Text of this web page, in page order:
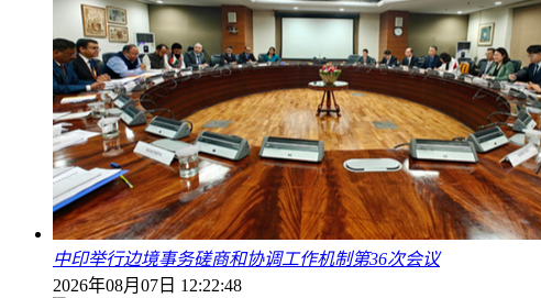
中印举行边境事务磋商和协调工作机制第36次会议
2026年08月07日 12:22:48